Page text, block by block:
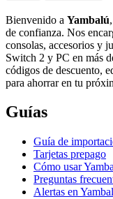
Bienvenido a Yambalú
de confianza. Nos
consolas, accesorios y
Switch 2 y PC en más
códigos de descuento,
para ahorrar en tu
Guías
Guía de
Tarjetas prepago
Cómo usar
Preguntas
Alertas en